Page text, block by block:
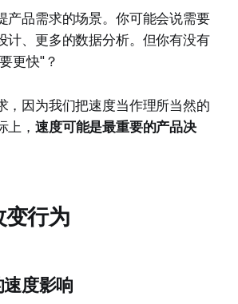
产品需求的场景。你可能会说需要
计、更多的数据分析。但你有没有
更快"？
，因为我们把速度当作理所当然的
上，速度可能是最重要的产品决
变行为
度影响